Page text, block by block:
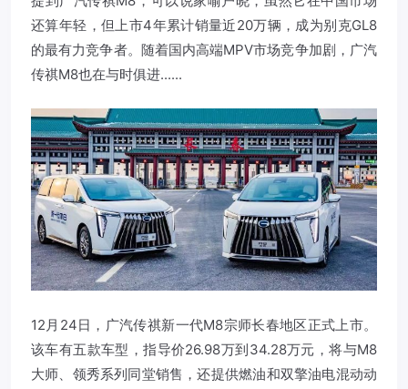
还算年轻，但上市4年累计销量近20万辆，成为别克GL8
的最有力竞争者。随着国内高端MPV市场竞争加剧， 广汽
传祺M8也在与时俱进......
12月24日， 广汽传祺新一代M8宗师长春地区正式上市。
该车有五款车型，指导价26.98万到34.28万元，将与M8
大师、领秀系列同堂销售，还提供燃油和双擎油电混动动